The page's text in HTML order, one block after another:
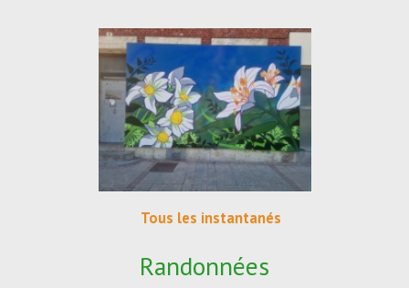
Tous les instantanés
Randonnées